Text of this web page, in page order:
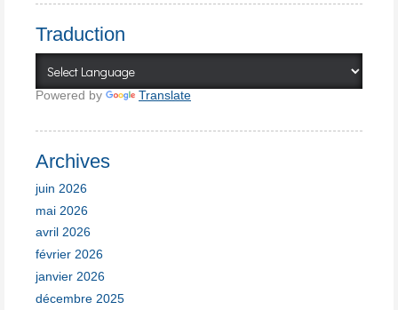
Traduction
Powered by Translate
Archives
juin 2026
mai 2026
avril 2026
février 2026
janvier 2026
décembre 2025